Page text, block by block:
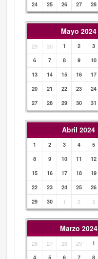
24
25 26 27 28
Mayo 2024
29 30 1 2 3
6
7 8 9 10
13
14 15 16 17
20
21 22 23 24
27
28 29 30 31
Abril 2024
1 2 3 4 5
8
9 10 11 12
15
16 17 18 19
22
23 24 25 26
29
30 1 2 3
Marzo 2024
26 27 28 29 1
4
5 6 7 8